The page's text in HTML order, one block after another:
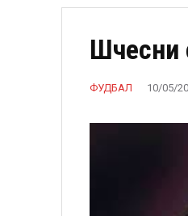
Шчесни
ФУДБАЛ 10/05/